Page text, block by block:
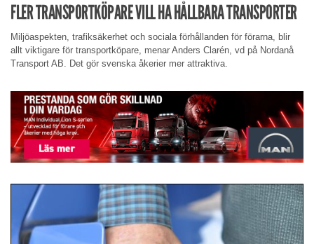
FLER TRANSPORTKÖPARE VILL HA HÅLLBARA TRANSPORTER
Miljöaspekten, trafiksäkerhet och sociala förhållanden för förarna, blir
allt viktigare för transportköpare, menar Anders Clarén, vd på Nordanå
Transport AB. Det gör svenska åkerier mer attraktiva.